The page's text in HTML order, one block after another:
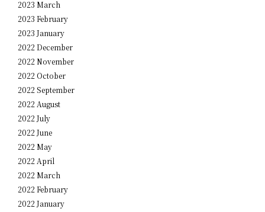
2023 March
2023 February
2023 January
2022 December
2022 November
2022 October
2022 September
2022 August
2022 July
2022 June
2022 May
2022 April
2022 March
2022 February
2022 January